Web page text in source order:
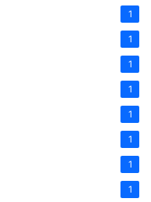
1
1
1
1
1
1
1
1